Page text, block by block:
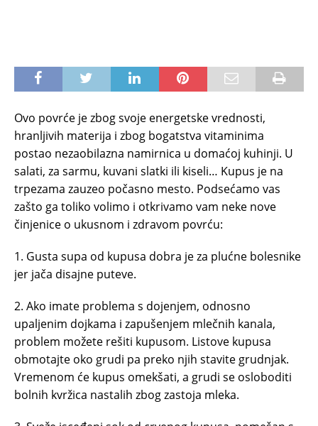
Ovo povrće je zbog svoje energetske vrednosti,
hranljivih materija i zbog bogatstva vitaminima
postao nezaobilazna namirnica u domaćoj kuhinji. U
salati, za sarmu, kuvani slatki ili kiseli… Kupus je na
trpezama zauzeo počasno mesto. Podsećamo vas
zašto ga toliko volimo i otkrivamo vam neke nove
činjenice o ukusnom i zdravom povrću:
1. Gusta supa od kupusa dobra je za plućne bolesnike
jer jača disajne puteve.
2. Ako imate problema s dojenjem, odnosno
upaljenim dojkama i zapušenjem mlečnih kanala,
problem možete rešiti kupusom. Listove kupusa
obmotajte oko grudi pa preko njih stavite grudnjak.
Vremenom će kupus omekšati, a grudi se osloboditi
bolnih kvržica nastalih zbog zastoja mleka.